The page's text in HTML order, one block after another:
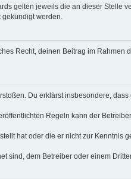
gelten jeweils die an dieser Stelle
gekündigt werden.
Recht, deinen Beitrag im Rahmen
Du erklärst insbesondere,
Regeln kann der
hat oder die er nicht zur Kenntnis
sind, dem Betreiber oder einem